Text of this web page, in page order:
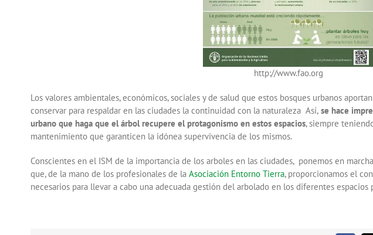
http://www.fao.org
Los valores ambientales, económicos, sociales y de salud que estos bosques urbanos
conservar para respaldar en las ciudades la continuidad con la naturaleza Así, se hace
urbano que haga que el árbol recupere el protagonismo en estos espacios, siempre
mantenimiento que garanticen la idónea supervivencia de los mismos.
Conscientes en el ISM de la importancia de los arboles en las ciudades, ponemos en
que, de la mano de los profesionales de la Asociación Entorno Tierra, proporcionamos el
necesarios para llevar a cabo una adecuada gestión del arbolado en los diferentes espacios